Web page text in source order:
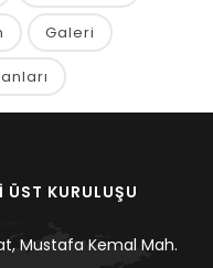
Galeri
ÜST KURULUŞU
Mustafa Kemal Mah.